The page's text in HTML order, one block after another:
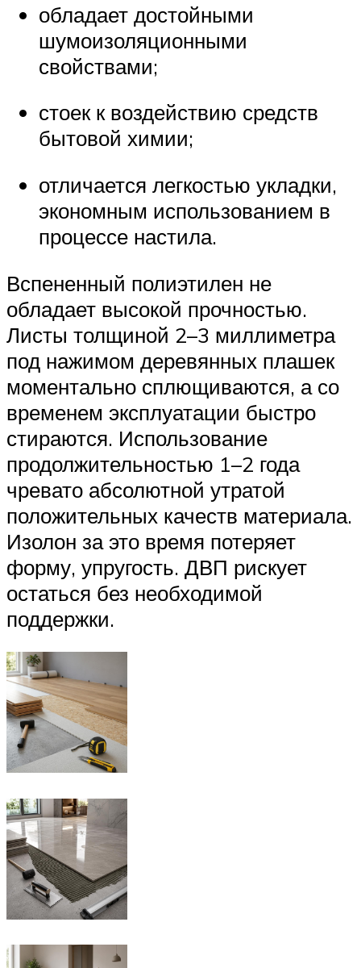
обладает достойными
шумоизоляционными
свойствами;
стоек к воздействию средств
бытовой химии;
отличается легкостью укладки,
экономным использованием в
процессе настила.
Вспененный полиэтилен не
обладает высокой прочностью.
Листы толщиной 2–3 миллиметра
под нажимом деревянных плашек
моментально сплющиваются, а со
временем эксплуатации быстро
стираются. Использование
продолжительностью 1–2 года
чревато абсолютной утратой
положительных качеств материала.
Изолон за это время потеряет
форму, упругость. ДВП рискует
остаться без необходимой
поддержки.